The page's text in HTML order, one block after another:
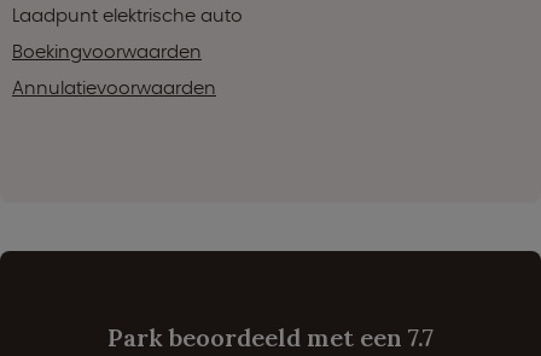
Laadpunt elektrische auto
Boekingvoorwaarden
Annulatievoorwaarden
Park beoordeeld met een 7.7